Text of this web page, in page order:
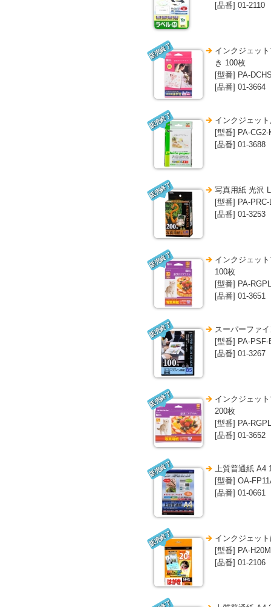
[品番] 01-2110
販売終了
インクジェッ
き 100枚
[型番] PA-
[品番] 01-3664
販売終了
インクジェッ
[型番] PA-CG2-
[品番] 01-3688
販売終了
写真用紙 光沢
[型番] PA-
[品番] 01-3253
販売終了
インクジェッ
100枚
[型番] PA-
[品番] 01-3651
販売終了
スーパーファ
[型番] PA-PSF-
[品番] 01-3267
販売終了
インクジェッ
200枚
[型番] PA-
[品番] 01-3652
販売終了
上質普通紙 A4
[型番] OA-
[品番] 01-0661
販売終了
インクジェッ
[型番] PA-H20M
[品番] 01-2106